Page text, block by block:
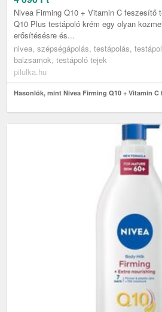
Nivea Firming Q10 + Vitamin C feszesítő
Q10 Plus testápoló krém egy olyan
erősítésésre és...
nivea, szépségápolás, testápolás,
balzsamok, testápoló tejek
pilulka.hu
Hasonlók, mint Nivea Firming Q10 + Vitamin